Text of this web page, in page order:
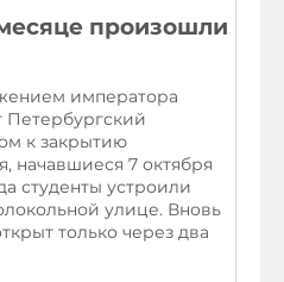
произошли
императора
Петербургский
к закрытию
начавшиеся 7 октября
студенты устроили
улице. Вновь
только через два